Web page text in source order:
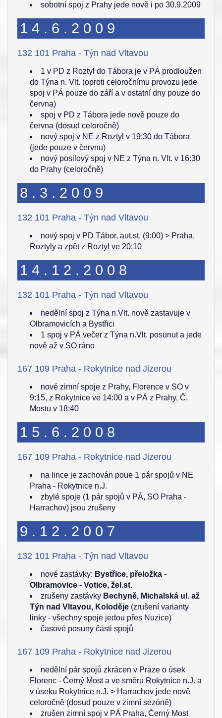
sobotní spoj z Prahy jede nově i po 30.9.2009
14.6.2009
132 101 Praha - Týn nad Vltavou
1 v PD z Roztyl do Tábora je v PÁ prodloužen
do Týna n. Vlt. (oproti celoročnímu provozu jede
spoj v PÁ pouze do září a v ostatní dny pouze do
června)
spoj v PD z Tábora jede nově pouze do
června (dosud celoročně)
nový spoj v NE z Roztyl v 19:30 do Tábora
(jede pouze v červnu)
nový posilový spoj v NE z Týna n. Vlt. v 16:30
do Prahy (celoročně)
8.3.2009
132 101 Praha - Týn nad Vltavou
nový spoj v PD Tábor, aut.st. (9:00) > Praha,
Roztyly a zpět z Roztyl ve 20:10
14.12.2008
132 101 Praha - Týn nad Vltavou
nedělní spoj z Týna n.Vlt. nově zastavuje v
Olbramovicích a Bystřici
1 spoj v PÁ večer z Týna n.Vlt. posunut a jede
nově až v SO ráno
167 109 Praha - Rokytnice nad Jizerou
nové zimní spoje z Prahy, Florence v SO v
9:15, z Rokytnice ve 14:00 a v PÁ z Prahy, Č.
Mostu v 18:40
15.6.2008
167 109 Praha - Rokytnice nad Jizerou
na lince je zachován poue 1 pár spojů v NE
Praha - Rokytnice n.J.
zbylé spoje (1 pár spojů v PÁ, SO Praha -
Harrachov) jsou zrušeny
9.12.2007
132 101 Praha - Týn nad Vltavou
nové zastávky: Bystřice, přeložka -
Olbramovice - Votice, žel.st.
zrušeny zastávky Bechyně, Michalská ul. až
Týn nad Vltavou, Koloděje (zrušení varianty
linky - všechny spoje jedou přes Nuzice)
časové posuny části spojů
167 109 Praha - Rokytnice nad Jizerou
nedělní pár spojů zkrácen v Praze o úsek
Florenc - Černý Most a ve směru Rokytnice n.J. a
v úseku Rokytnice n.J. > Harrachov jede nově
celoročně (dosud pouze v zimní sezóně)
zrušen zimní spoj v PÁ Praha, Černý Most